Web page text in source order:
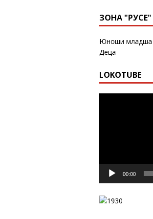
ЗОНА "РУСЕ"
Юноши младша
Деца
LOKOTUBE
00:00